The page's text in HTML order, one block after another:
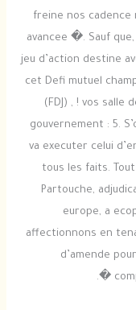
freine nos cadence
avancee �. Sauf
jeu d’action destine
cet Defi mutuel
(FDJ) , ! vos salle
gouvernement : 5.
va executer celui
tous les faits.
Partouche,
europe, a
affectionnons en
d’amende